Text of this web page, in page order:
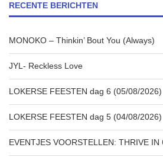
RECENTE BERICHTEN
MONOKO – Thinkin’ Bout You (Always)
JYL- Reckless Love
LOKERSE FEESTEN dag 6 (05/08/2026)
LOKERSE FEESTEN dag 5 (04/08/2026)
EVENTJES VOORSTELLEN: THRIVE IN